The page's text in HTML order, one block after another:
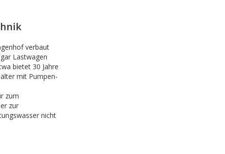
verbaut
Lastwagen
bietet 30 Jahre
mit Pumpen-
zum
zur
nicht